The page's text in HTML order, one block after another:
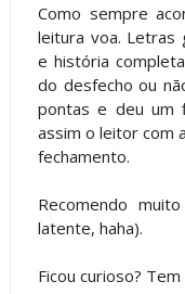
Como sempre
leitura voa. Letras
e história
do desfecho ou
pontas e deu um
assim o leitor com
fechamento.
Recomendo
latente, haha).
Ficou curioso? Tem